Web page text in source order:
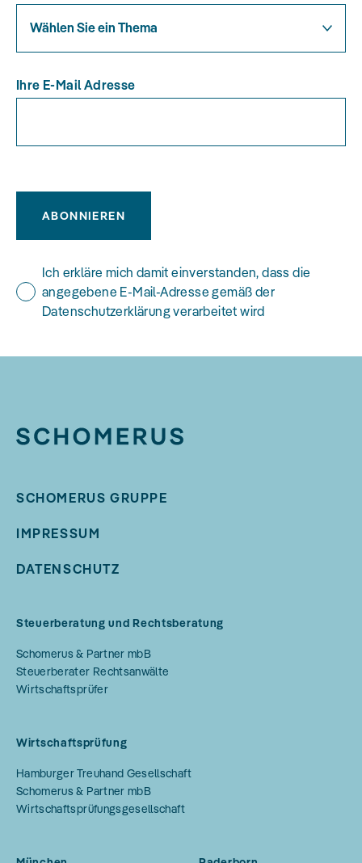
Wählen Sie ein Thema
Ihre E-Mail Adresse
ABONNIEREN
Ich erkläre mich damit einverstanden, dass die
angegebene E-Mail-Adresse gemäß der
Datenschutzerklärung verarbeitet wird
SCHOMERUS GRUPPE
IMPRESSUM
DATENSCHUTZ
Steuerberatung und Rechtsberatung
Schomerus & Partner mbB
Steuerberater Rechtsanwälte
Wirtschaftsprüfer
Wirtschaftsprüfung
Hamburger Treuhand Gesellschaft
Schomerus & Partner mbB
Wirtschaftsprüfungsgesellschaft